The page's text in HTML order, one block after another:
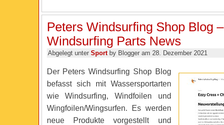
Peters Windsurfing Shop Blog –
Windsurfing Parts News
Abgelegt unter Sportby Blogger am 28. Dezember 2021
Der Peters Windsurfing Shop Blog
befasst sich mit Wassersportarten
wie Windsurfing, Windfoilen und
Wingfoilen/Wingsurfen. Es werden
neue Produkte vorgestellt und